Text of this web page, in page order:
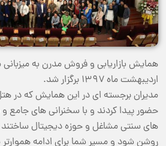
اردیبهشت ماه ۱۳۹۷ برگزار شد.
مدیران برجسته ای در این همایش که در
حضور پیدا کردند و با سخنرانی های
های سنتی مشاغل و حوزه دیجیتال ساختند
روشن شود و مسیر شما برای ادامه